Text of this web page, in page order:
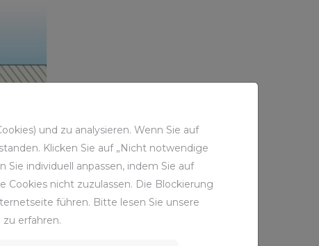
und zu analysieren. Wenn Sie auf
Klicken Sie auf „Nicht notwendige
individuell anpassen, indem Sie auf
Cookies nicht zuzulassen. Die Blockierung
führen. Bitte lesen Sie unsere
erfahren.